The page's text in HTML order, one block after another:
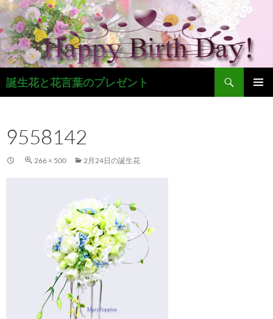
コ
ン
テ
ン
ツ
へ
ス
プ
誕生花と花言葉のプレゼント
検
索
9558142
266 × 500 2月24日の誕生花